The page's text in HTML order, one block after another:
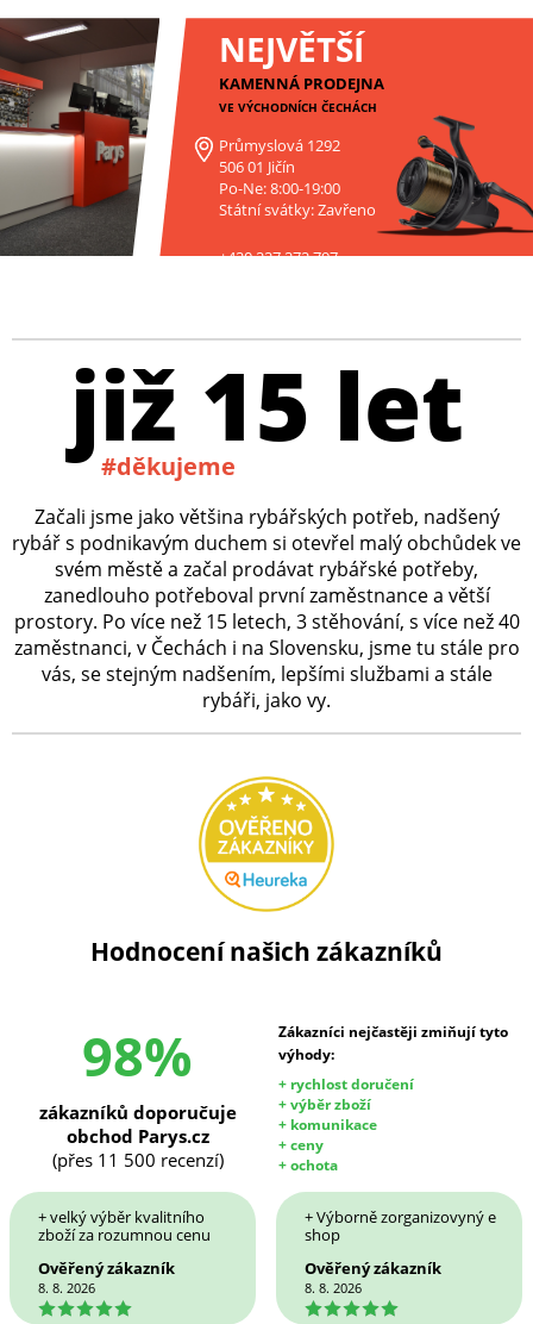
NEJVĚTŠÍ
KAMENNÁ PRODEJNA
VE VÝCHODNÍCH ČECHÁCH
Průmyslová 1292
506 01 Jičín
Po-Ne: 8:00-19:00
Státní svátky: Zavřeno
+420 227 272 797
již 15 let
#děkujeme
Začali jsme jako většina rybářských potřeb, nadšený
rybář s podnikavým duchem si otevřel malý obchůdek ve
svém městě a začal prodávat rybářské potřeby,
zanedlouho potřeboval první zaměstnance a větší
prostory. Po více než 15 letech, 3 stěhování, s více než 40
zaměstnanci, v Čechách i na Slovensku, jsme tu stále pro
vás, se stejným nadšením, lepšími službami a stále
rybáři, jako vy.
Hodnocení našich zákazníků
98%
Zákazníci nejčastěji zmiňují tyto
výhody:
+ rychlost doručení
+ výběr zboží
+ komunikace
+ ceny
+ ochota
zákazníků doporučuje
obchod Parys.cz
(přes 11 500 recenzí)
+ velký výběr kvalitního
zboží za rozumnou cenu
Ověřený zákazník
8. 8. 2026
5
+ Výborně zorganizovyný e
shop
Ověřený zákazník
8. 8. 2026
5